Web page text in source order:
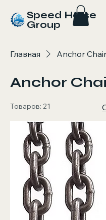
Speed Horse
Group
Главная Anchor
Anchor
Товаров: 21